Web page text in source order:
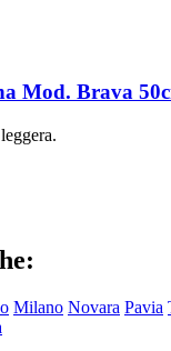
Mod. Brava
Milano Novara Pavia